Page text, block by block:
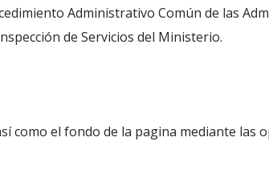
Administrativo Común de las
de Servicios del Ministerio.
el fondo de la pagina mediante las